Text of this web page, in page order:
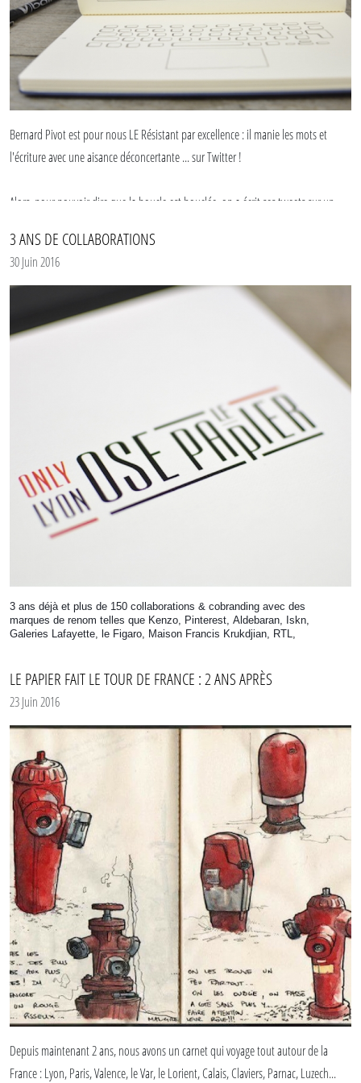
Bernard Pivot est pour nous LE Résistant par excellence : il manie les mots et
l'écriture avec une aisance déconcertante ... sur Twitter !
Alors, pour pouvoir dire que la boucle est bouclée, on a écrit ses tweets sur un
Bravo monsieur Pivot.
3 ANS DE COLLABORATIONS
30 Juin 2016
3 ans déjà et plus de 150 collaborations & cobranding avec des
marques de renom telles que Kenzo, Pinterest, Aldebaran, Iskn,
Galeries Lafayette, le Figaro, Maison Francis Krukdjian, RTL,
LE PAPIER FAIT LE TOUR DE FRANCE : 2 ANS APRÈS
23 Juin 2016
Depuis maintenant 2 ans, nous avons un carnet qui voyage tout autour de la
France : Lyon, Paris, Valence, le Var, le Lorient, Calais, Claviers, Parnac, Luzech...